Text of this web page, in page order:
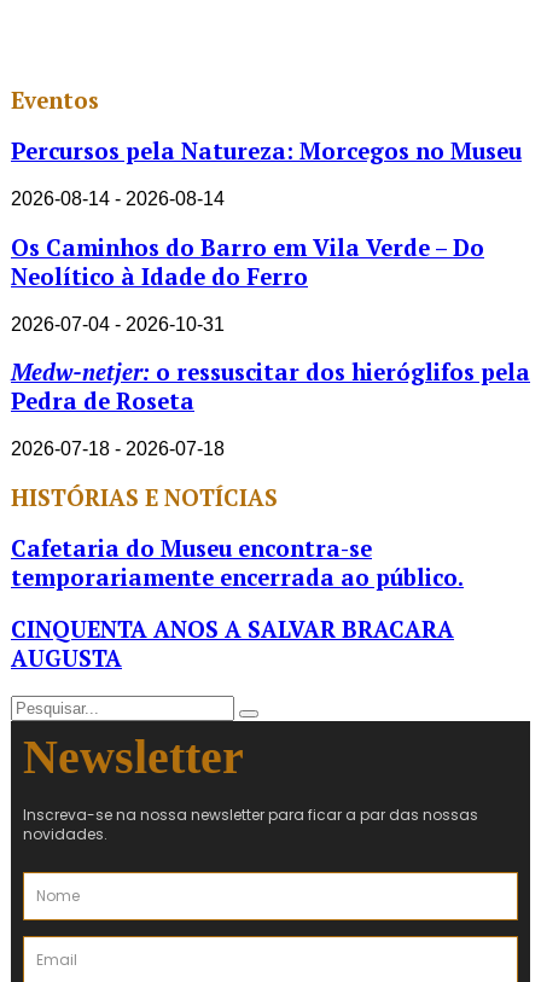
Eventos
Percursos pela Natureza: Morcegos no Museu
2026-08-14 - 2026-08-14
Os Caminhos do Barro em Vila Verde – Do
Neolítico à Idade do Ferro
2026-07-04 - 2026-10-31
Medw-netjer: o ressuscitar dos hieróglifos pela
Pedra de Roseta
2026-07-18 - 2026-07-18
HISTÓRIAS E NOTÍCIAS
Cafetaria do Museu encontra-se
temporariamente encerrada ao público.
CINQUENTA ANOS A SALVAR BRACARA
AUGUSTA